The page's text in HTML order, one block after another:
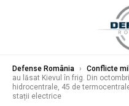
Defense România › Conflicte
au lăsat Kievul în frig. Din
hidrocentrale, 45 de
stații electrice